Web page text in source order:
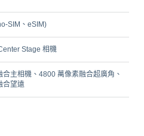
SIM、eSIM)
Stage 相機
主相機、4800 萬像素融合超廣角、
合望遠